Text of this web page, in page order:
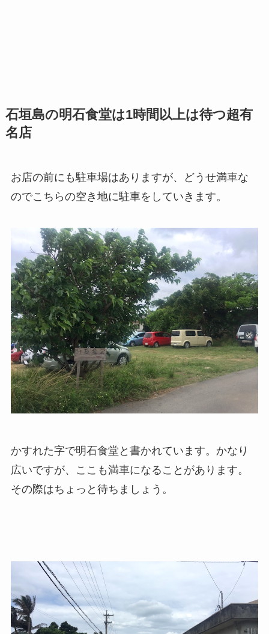
石垣島の明石食堂は1時間以上は待つ超有
名店
お店の前にも駐車場はありますが、どうせ満車な
のでこちらの空き地に駐車をしていきます。
かすれた字で明石食堂と書かれています。かなり
広いですが、ここも満車になることがあります。
その際はちょっと待ちましょう。